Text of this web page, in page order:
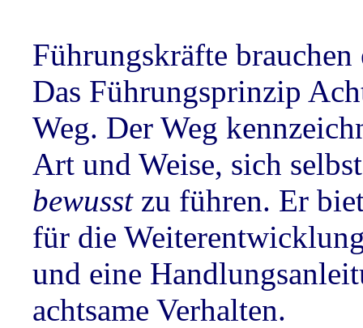
Führungskräfte
Das Führungsprinzip
Weg. Der Weg
Art und Weise, sich
bewusstzu führen. Er
für die
und eine
achtsame Verhalten.